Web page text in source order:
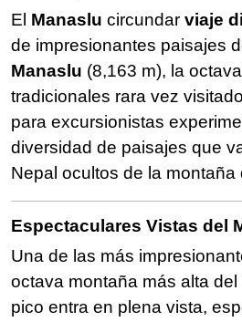
El Manaslu circundar viaje
de impresionantes paisajes
Manaslu (8,163 m), la
tradicionales rara vez
para excursionistas
diversidad de paisajes que
Nepal ocultos de la montaña
Espectaculares Vistas del
Una de las más
octava montaña más alta
pico entra en plena vista,